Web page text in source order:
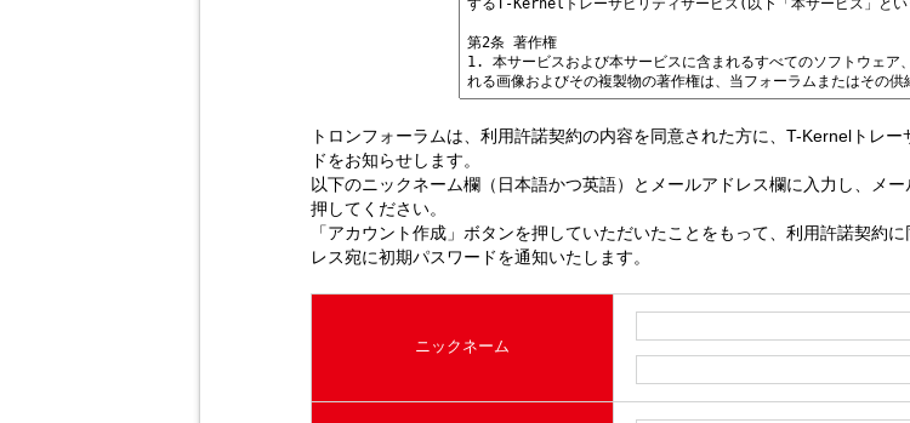
トロンフォーラムは、利用許諾契約の内容を同意された方に、T-Kernelトレ
ドをお知らせします。
以下のニックネーム欄（日本語かつ英語）とメールアドレス欄に入力し、メ
押してください。
「アカウント作成」ボタンを押していただいたことをもって、利用許諾契約
レス宛に初期パスワードを通知いたします。
ニックネーム